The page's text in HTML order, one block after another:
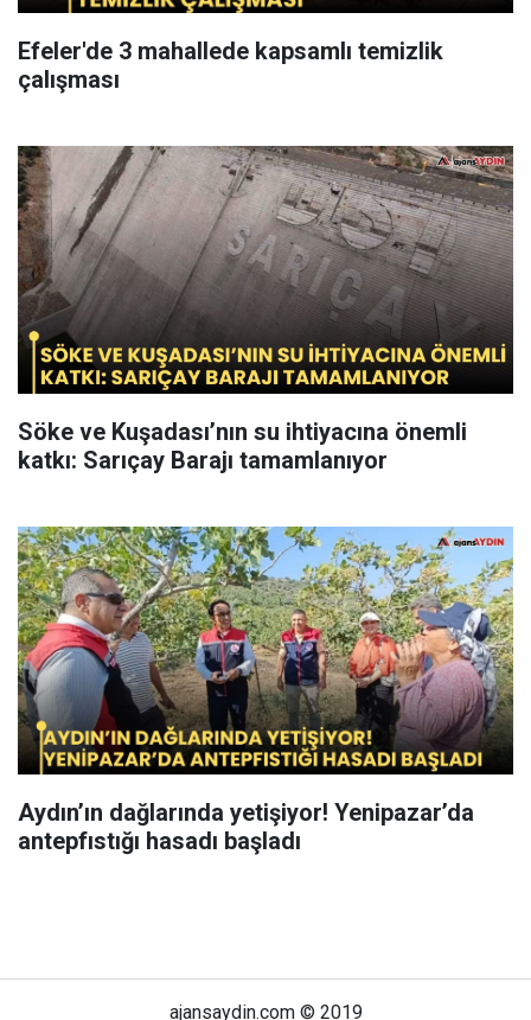
Efeler'de 3 mahallede kapsamlı temizlik
çalışması
Söke ve Kuşadası’nın su ihtiyacına önemli
katkı: Sarıçay Barajı tamamlanıyor
Aydın’ın dağlarında yetişiyor! Yenipazar’da
antepfıstığı hasadı başladı
ajansaydin.com © 2019